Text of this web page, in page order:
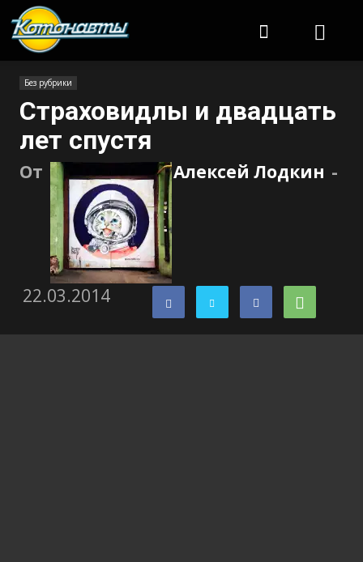
Без рубрики
Страховидлы и двадцать
лет спустя
От Алексей Лодкин -
22.03.2014